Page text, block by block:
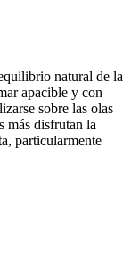
natural de la
apacible y con
sobre las olas
más disfrutan la
particularmente